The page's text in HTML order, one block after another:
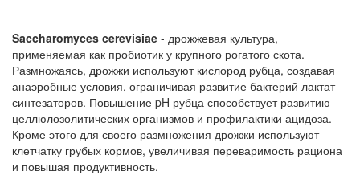
Saccharomyces cerevisiae - дрожжевая культура,
применяемая как пробиотик у крупного рогатого скота.
Размножаясь, дрожжи используют кислород рубца, создавая
анаэробные условия, ограничивая развитие бактерий лактат-
синтезаторов. Повышение pH рубца способствует развитию
целлюлозолитических организмов и профилактики ацидоза.
Кроме этого для своего размножения дрожжи используют
клетчатку грубых кормов, увеличивая переваримость рациона
и повышая продуктивность.